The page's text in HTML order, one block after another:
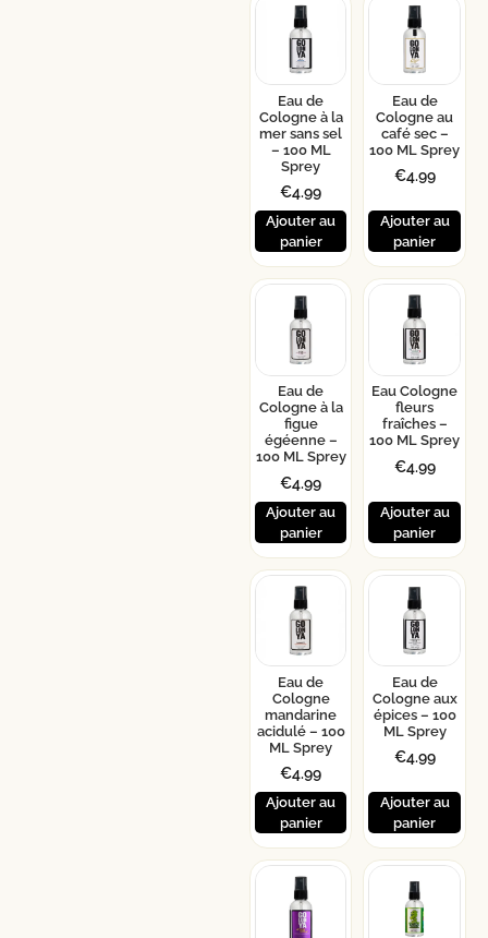
Eau de
Cologne à la
mer sans sel
– 100 ML
Sprey
€4.99
Ajouter au
panier
Eau de
Cologne au
café sec –
100 ML Sprey
€4.99
Ajouter au
panier
Eau de
Cologne à la
figue
égéenne –
100 ML Sprey
€4.99
Ajouter au
panier
Eau Cologne
fleurs
fraîches –
100 ML Sprey
€4.99
Ajouter au
panier
Eau de
Cologne
mandarine
acidulé – 100
ML Sprey
€4.99
Ajouter au
panier
Eau de
Cologne aux
épices – 100
ML Sprey
€4.99
Ajouter au
panier